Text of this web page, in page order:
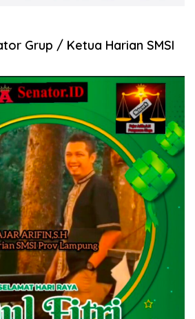
Grup / Ketua Harian SMSI